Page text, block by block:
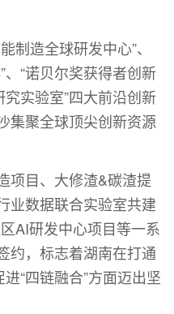
制造全球研发中心”、
“诺贝尔奖获得者创新
实验室”四大前沿创新
集聚全球顶尖创新资源
项目、大修渣&碳渣提
业数据联合实验室共建
AI研发中心项目等一系
约，标志着湖南在打通
“四链融合”方面迈出坚